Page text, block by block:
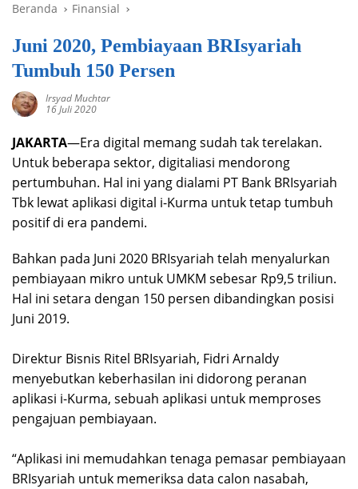
Beranda Finansial
Juni 2020, Pembiayaan BRIsyariah
Tumbuh 150 Persen
Irsyad Muchtar
16 Juli 2020
JAKARTA—Era digital memang sudah tak terelakan.
Untuk beberapa sektor, digitaliasi mendorong
pertumbuhan. Hal ini yang dialami PT Bank BRIsyariah
Tbk lewat aplikasi digital i-Kurma untuk tetap tumbuh
positif di era pandemi.
Bahkan pada Juni 2020 BRIsyariah telah menyalurkan
pembiayaan mikro untuk UMKM sebesar Rp9,5 triliun.
Hal ini setara dengan 150 persen dibandingkan posisi
Juni 2019.
Direktur Bisnis Ritel BRIsyariah, Fidri Arnaldy
menyebutkan keberhasilan ini didorong peranan
aplikasi i-Kurma, sebuah aplikasi untuk memproses
pengajuan pembiayaan.
“Aplikasi ini memudahkan tenaga pemasar pembiayaan
BRIsyariah untuk memeriksa data calon nasabah,